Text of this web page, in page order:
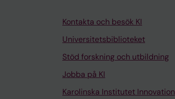
Kontakta och besök KI
Universitetsbiblioteket
Stöd forskning och utbildning
Jobba på KI
Karolinska Institutet Innovation